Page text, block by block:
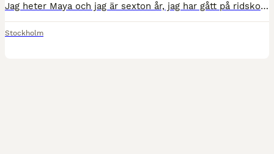
Jag heter Maya och jag är sexton år, jag har gått på ridskola i snart sju år där jag lärt mig det mesta och har nu blivit sugen på mer. Nu letar jag medryttarhäst eftersom att jag längtar efter att lä
Stockholm